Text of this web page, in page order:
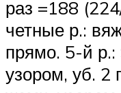
раз =188
четные р.:
прямо. 5-й
узором, уб. 2